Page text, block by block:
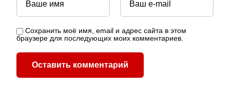
Сохранить моё имя, email и адрес сайта в этом
браузере для последующих моих комментариев.